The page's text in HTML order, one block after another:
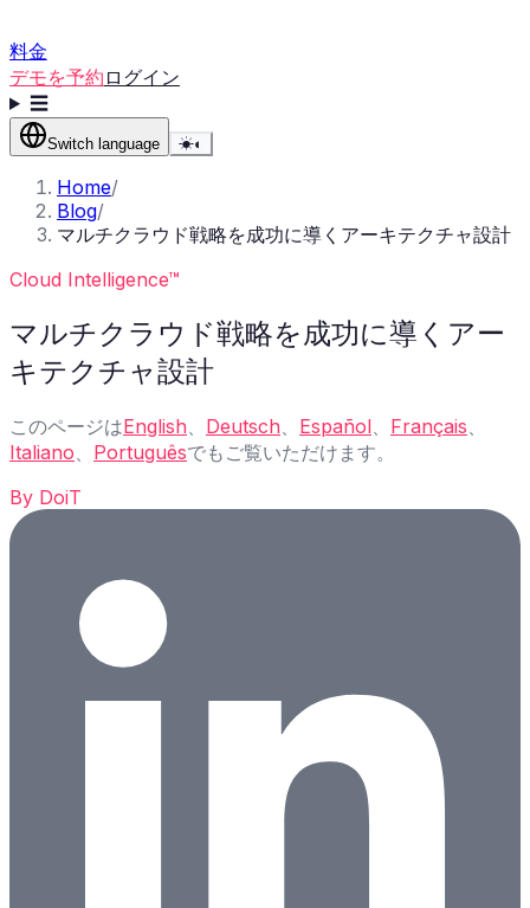
料金
デモを予約 ログイン
☰
Switch language ☀◐
Home/
Blog/
マルチクラウド戦略を成功に導くアーキテクチャ設計
Cloud Intelligence™
マルチクラウド戦略を成功に導くアー
キテクチャ設計
このページはEnglish Deutsch Español Français
Italiano
Portuguêsでもご覧いただけます。
By DoiT